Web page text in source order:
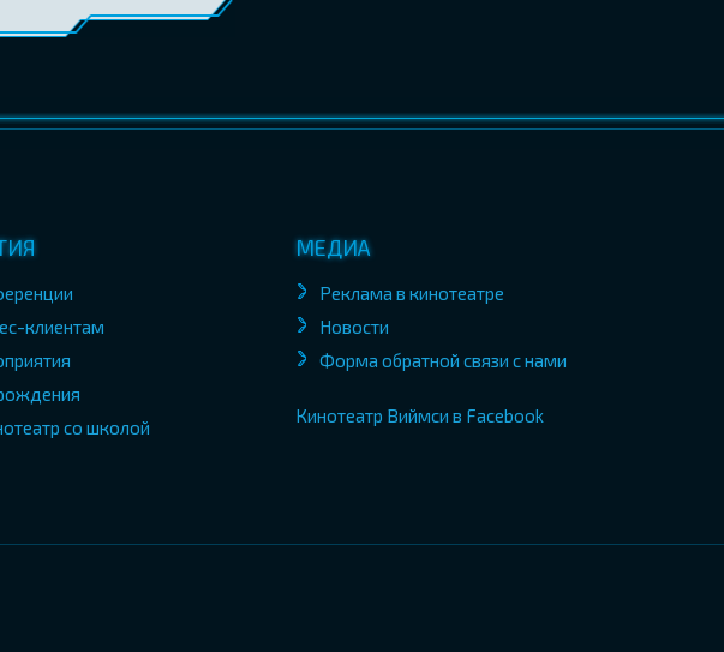
клиентам
со школой
МЕДИА
Реклама в кинотеатре
Новости
Форма обратной связи с нами
Кинотеатр Виймси в Facebook